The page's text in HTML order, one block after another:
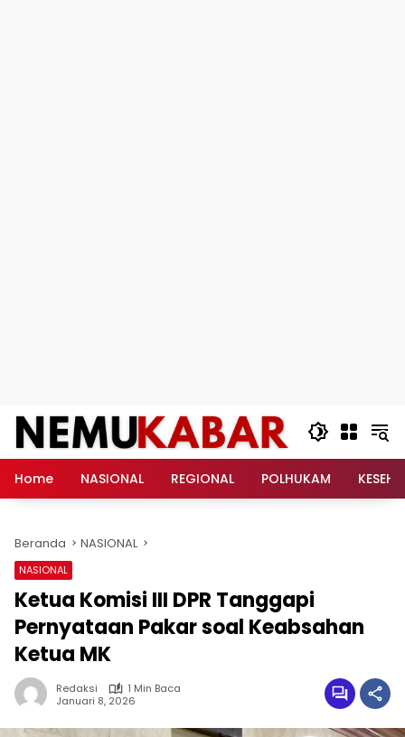
Langsung
konten
Home
NASIONAL REGIONAL POLHUKAM
Beranda NASIONAL
NASIONAL
Ketua Komisi III DPR Tanggapi
Pernyataan Pakar soal Keabsahan
Ketua MK
Redaksi
1 Min Baca
Januari 8, 2026